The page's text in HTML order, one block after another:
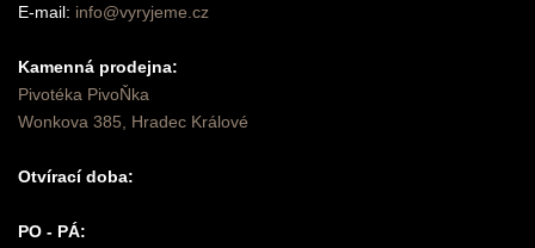
E-mail: info@vyryjeme.cz
Kamenná prodejna:
Pivotéka PivoŇka
Wonkova 385, Hradec Králové
Otvírací doba:
PO - PÁ: